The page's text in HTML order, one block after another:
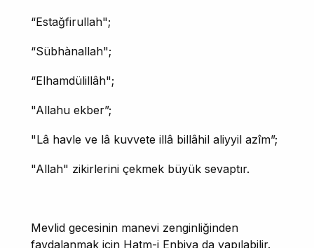
“Estağfirullah";
“Sübhànallah";
“Elhamdülillâh";
"Allahu ekber”;
"Lâ havle ve lâ kuvvete illâ billâhil aliyyil azîm”;
"Allah" zikirlerini çekmek büyük sevaptır.
Mevlid gecesinin manevi zenginliğinden
faydalanmak için Hatm-i Enbiya da yapılabilir.